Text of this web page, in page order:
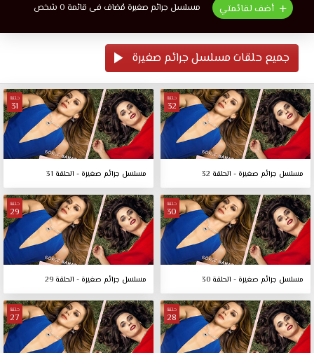
أضف لقائمتي مسلسل جرائم صغيرة مُضاف فى قائمة 0 شخص
جميع حلقات مسلسل جرائم صغيرة
حلقة
32
مسلسل جرائم صغيرة - الحلقة 32
حلقة
31
مسلسل جرائم صغيرة - الحلقة 31
حلقة
30
مسلسل جرائم صغيرة - الحلقة 30
حلقة
29
مسلسل جرائم صغيرة - الحلقة 29
حلقة
28
حلقة
27